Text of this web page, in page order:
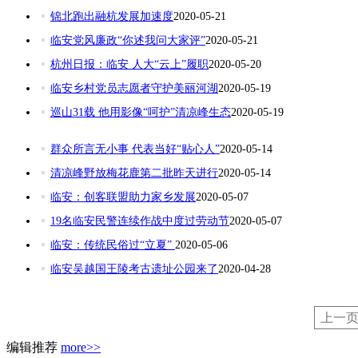
锦北跑出融杭发展加速度2020-05-21
临安党风廉政“你述我问大家评”2020-05-21
杭州日报：临安 人大“云上”履职2020-05-20
临安乡村党员志愿者守护美丽河湖2020-05-19
巡山31载 他用影像“呵护”清凉峰生态2020-05-19
群众所言无小事 代表当好“贴心人”2020-05-14
清凉峰野放梅花鹿第二批昨天进行2020-05-14
临安：创客联盟助力家乡发展2020-05-07
19名临安民警连续作战中度过劳动节2020-05-07
临安：传统民俗过“立夏” 2020-05-06
临安吴越国王陵考古遗址公园来了2020-04-28
上一页
编辑推荐 more>>